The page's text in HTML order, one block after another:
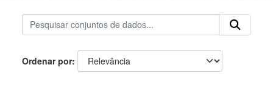
Ordenar por